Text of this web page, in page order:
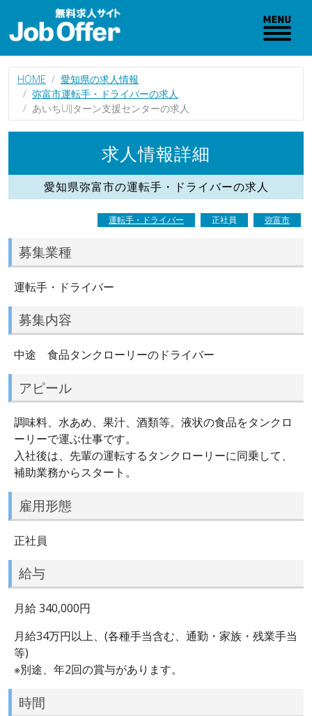
HOME
愛知県の求人情報
弥富市運転手・ドライバーの求人
あいちUIJターン支援センターの求人
求人情報詳細
愛知県弥富市の運転手・ドライバーの求人
運転手・ドライバー 正社員 弥富市
募集業種
運転手・ドライバー
募集内容
中途 食品タンクローリーのドライバー
アピール
調味料、水あめ、果汁、酒類等。液状の食品をタンクロ
ーリーで運ぶ仕事です。
入社後は、先輩の運転するタンクローリーに同乗して、
補助業務からスタート。
雇用形態
正社員
給与
月給 340,000円
月給34万円以上、(各種手当含む、通勤・家族・残業手当
等)
※別途、年2回の賞与があります。
時間